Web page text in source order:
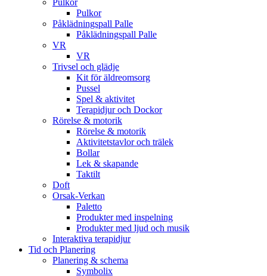
Pulkor
Påklädningspall Palle
Påklädningspall Palle
VR
VR
Trivsel och glädje
Kit för äldreomsorg
Pussel
Spel & aktivitet
Terapidjur och Dockor
Rörelse & motorik
Rörelse & motorik
Aktivitetstavlor och trälek
Bollar
Lek & skapande
Taktilt
Doft
Orsak-Verkan
Paletto
Produkter med inspelning
Produkter med ljud och musik
Interaktiva terapidjur
Tid och Planering
Planering & schema
Symbolix